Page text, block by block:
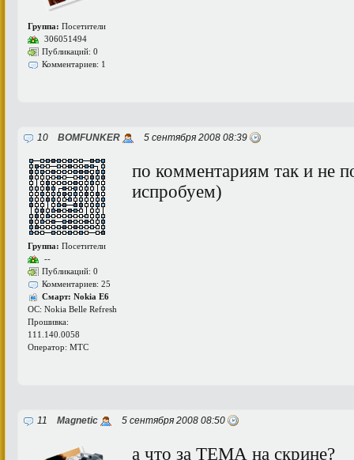
Группа: Посетители
306051494
Публикаций: 0
Комментариев: 1
10 BOMFUNKER 5 сентября 2008 08:39
Группа: Посетители
--
Публикаций: 0
Комментариев: 25
Смарт: Nokia E6
ОС: Nokia Belle Refresh
Прошивка:
111.140.0058
Оператор: МТС
по комментариям так и не
испробуем)
11 Magnetic 5 сентября 2008 08:50
а что за ТЕМА на скрине?